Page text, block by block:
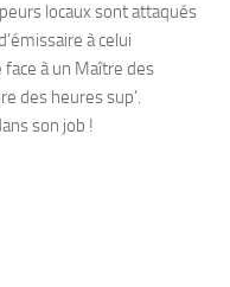
locaux sont attaqués
à celui
face à un Maître des
des heures sup’.
son job !